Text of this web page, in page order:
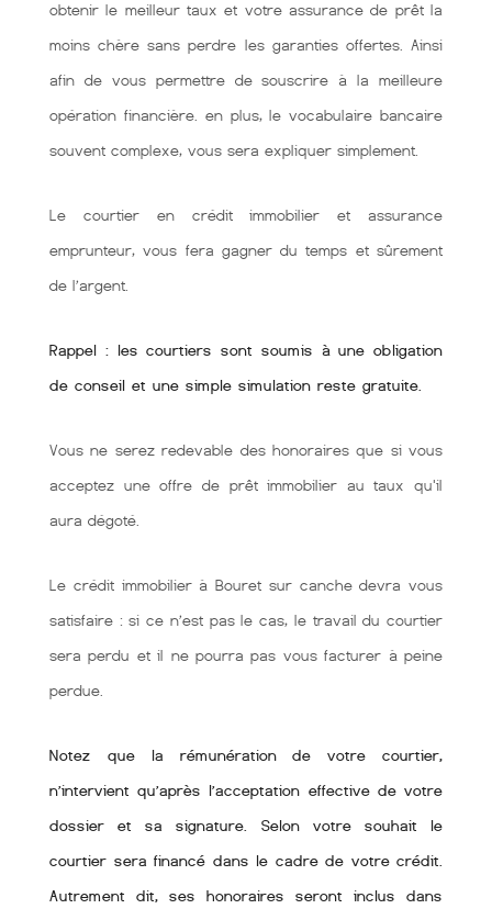
obtenir le meilleur taux et votre assurance de prêt la
moins chère sans perdre les garanties offertes. Ainsi
afin de vous permettre de souscrire à la meilleure
opération financière. en plus, le vocabulaire bancaire
souvent complexe, vous sera expliquer simplement.
Le courtier en crédit immobilier et assurance
emprunteur, vous fera gagner du temps et sûrement
de l’argent.
Rappel : les courtiers sont soumis à une obligation
de conseil et une simple simulation reste gratuite.
Vous ne serez redevable des honoraires que si vous
acceptez une offre de prêt immobilier au taux qu'il
aura dégoté.
Le crédit immobilier à Bouret sur canche devra vous
satisfaire : si ce n’est pas le cas, le travail du courtier
sera perdu et il ne pourra pas vous facturer à peine
perdue.
Notez que la rémunération de votre courtier,
n’intervient qu’après l’acceptation effective de votre
dossier et sa signature. Selon votre souhait le
courtier sera financé dans le cadre de votre crédit.
Autrement dit, ses honoraires seront inclus dans